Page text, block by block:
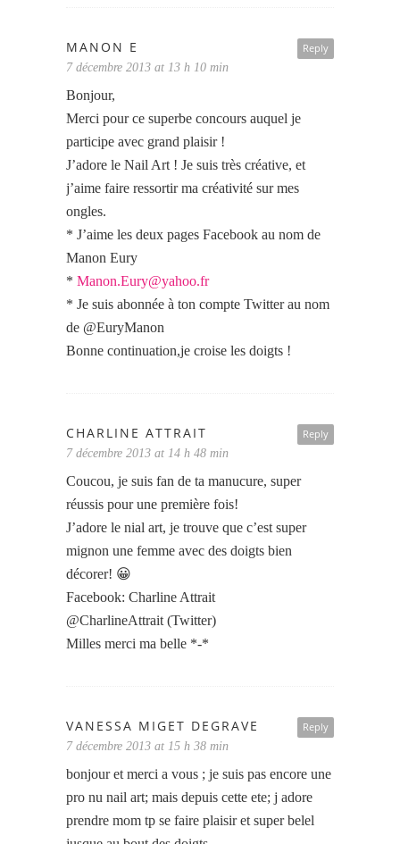
Reply
MANON E
7 décembre 2013 at 13 h 10 min
Bonjour,
Merci pour ce superbe concours auquel je
participe avec grand plaisir !
J’adore le Nail Art ! Je suis très créative, et
j’aime faire ressortir ma créativité sur mes
ongles.
* J’aime les deux pages Facebook au nom de
Manon Eury
* Manon.Eury@yahoo.fr
* Je suis abonnée à ton compte Twitter au nom
de @EuryManon
Bonne continuation,je croise les doigts !
Reply
CHARLINE ATTRAIT
7 décembre 2013 at 14 h 48 min
Coucou, je suis fan de ta manucure, super
réussis pour une première fois!
J’adore le nial art, je trouve que c’est super
mignon une femme avec des doigts bien
décorer! 😀
Facebook: Charline Attrait
@CharlineAttrait (Twitter)
Milles merci ma belle *-*
Reply
VANESSA MIGET DEGRAVE
7 décembre 2013 at 15 h 38 min
bonjour et merci a vous ; je suis pas encore une
pro nu nail art; mais depuis cette ete; j adore
prendre mom tp se faire plaisir et super belel